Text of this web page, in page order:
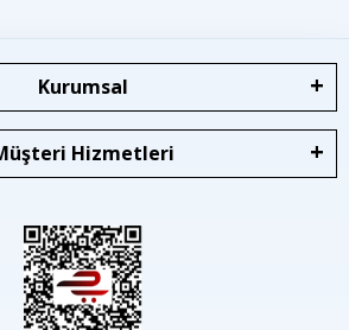
Kurumsal
Hizmetleri